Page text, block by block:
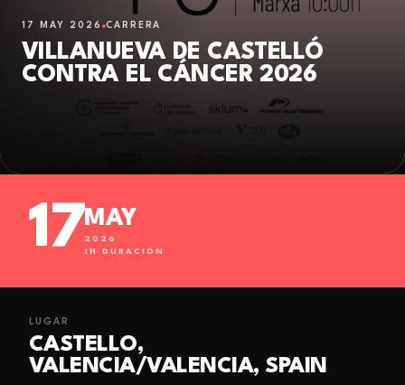
17 MAY 2026 CARRERA
VILLANUEVA DE CASTELLÓ
CONTRA EL CÁNCER 2026
17MAY
2026
1H DURACIÓN
LUGAR
CASTELLO,
VALENCIA/VALENCIA, SPAIN